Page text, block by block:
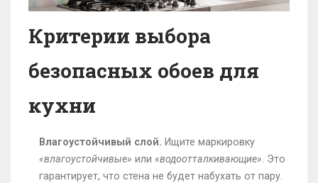
Критерии выбора
безопасных обоев для
кухни
Влагоустойчивый слой. Ищите маркировку
«влагоустойчивые» или «водоотталкивающие» . Это
гарантирует, что стена не будет набухать от пару.